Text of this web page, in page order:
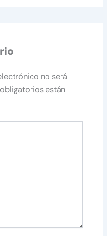
no será
están